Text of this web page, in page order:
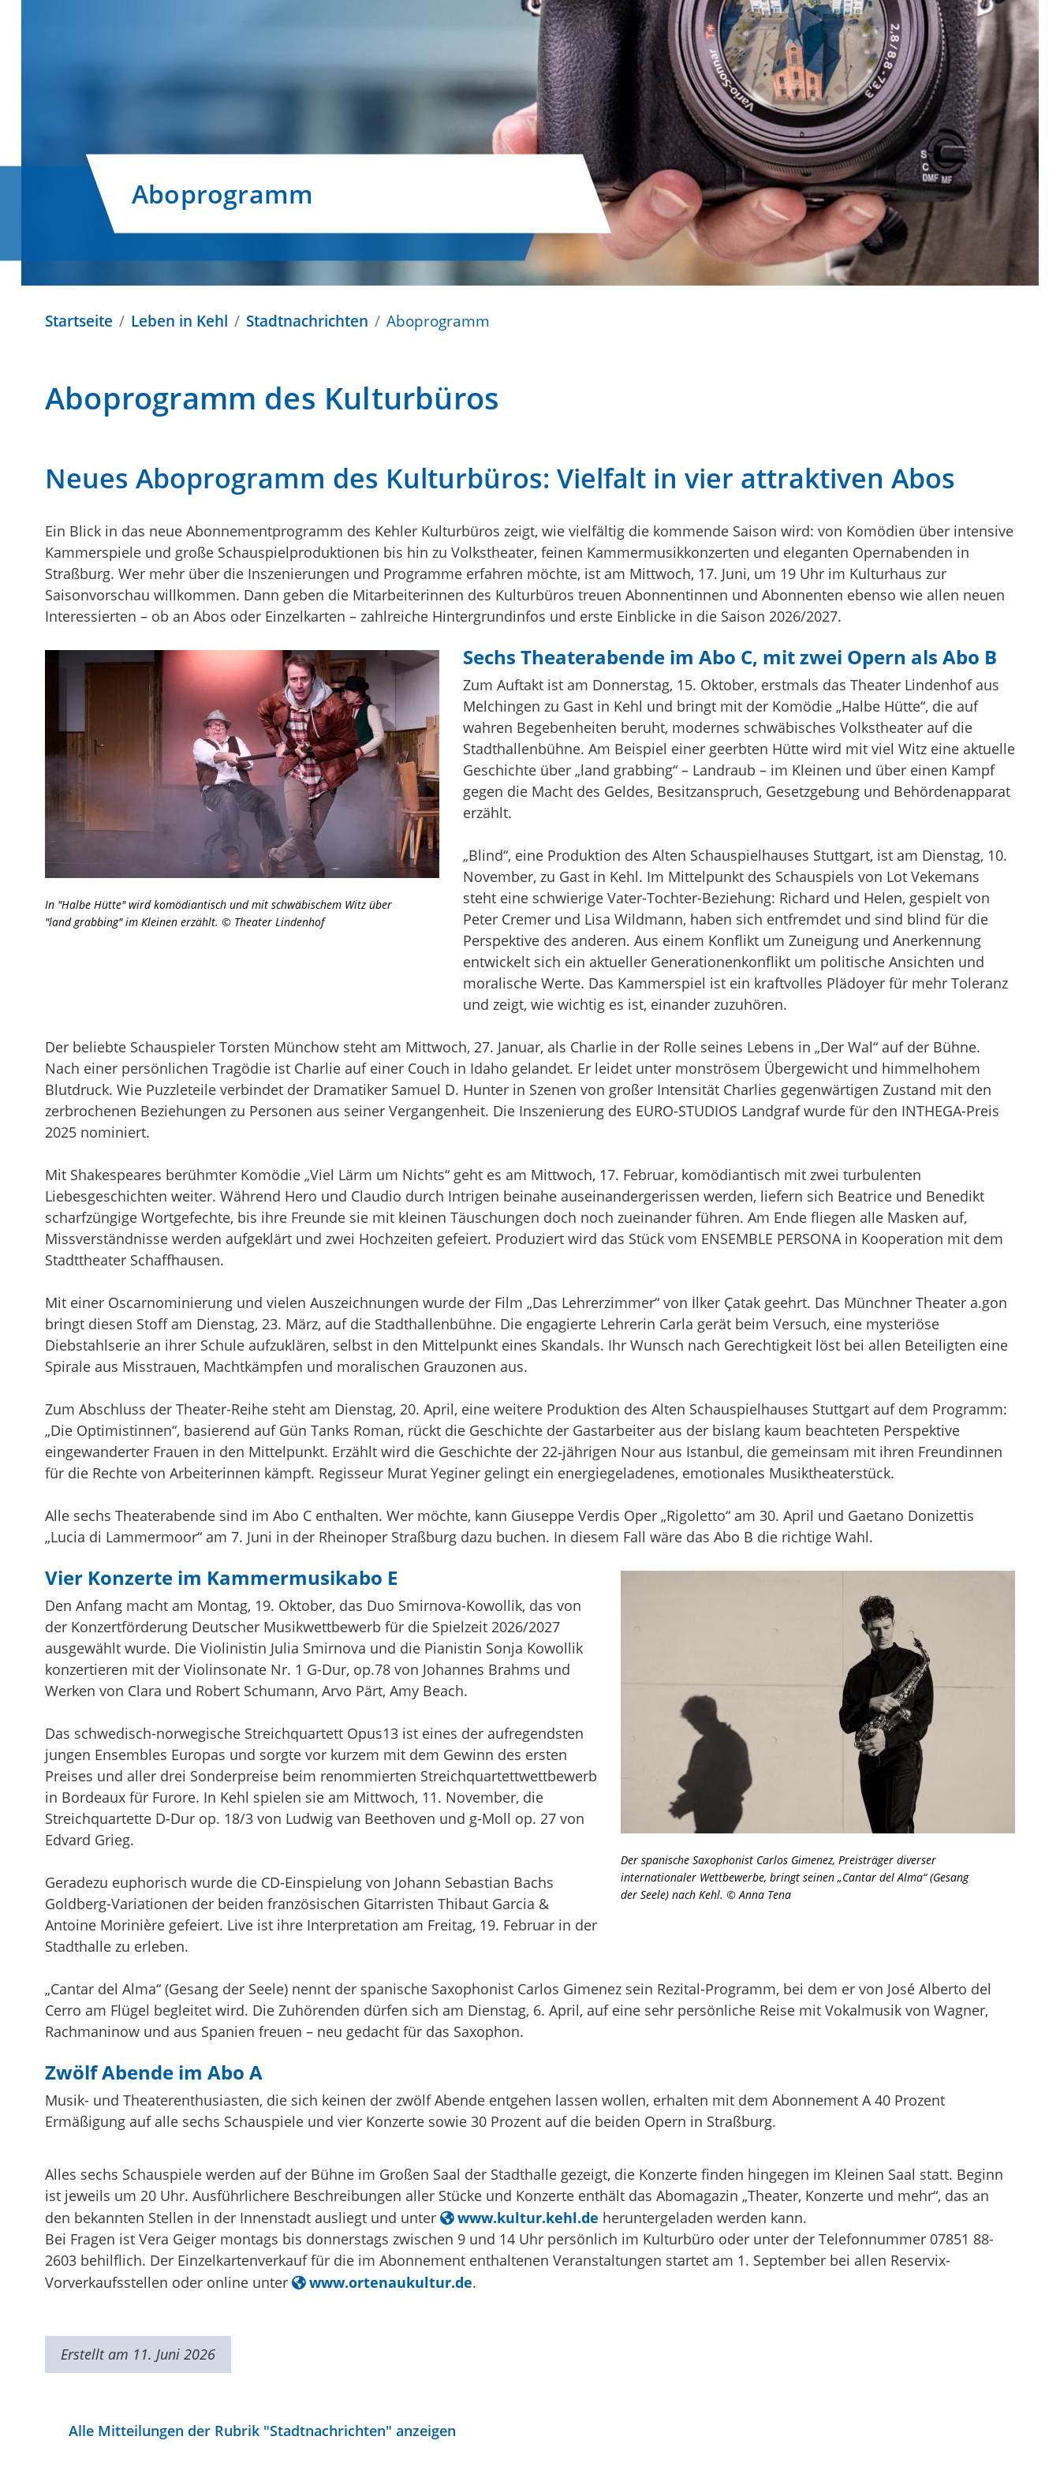
Aboprogramm
Startseite Leben in Kehl Stadtnachrichten Aboprogramm
Aboprogramm des Kulturbüros
Neues Aboprogramm des Kulturbüros: Vielfalt in vier attraktiven Abos
Ein Blick in das neue Abonnementprogramm des Kehler Kulturbüros zeigt, wie vielfältig die kommende Saison wird: von Komödien über intensive
Kammerspiele und große Schauspielproduktionen bis hin zu Volkstheater, feinen Kammermusikkonzerten und eleganten Opernabenden in
Straßburg. Wer mehr über die Inszenierungen und Programme erfahren möchte, ist am Mittwoch, 17. Juni, um 19 Uhr im Kulturhaus zur
Saisonvorschau willkommen. Dann geben die Mitarbeiterinnen des Kulturbüros treuen Abonnentinnen und Abonnenten ebenso wie allen neuen
Interessierten – ob an Abos oder Einzelkarten – zahlreiche Hintergrundinfos und erste Einblicke in die Saison 2026/2027.
In "Halbe Hütte" wird komödiantisch und mit schwäbischem Witz über
"land grabbing" im Kleinen erzählt. © Theater Lindenhof
Sechs Theaterabende im Abo C, mit zwei Opern als Abo B
Zum Auftakt ist am Donnerstag, 15. Oktober, erstmals das Theater Lindenhof aus
Melchingen zu Gast in Kehl und bringt mit der Komödie „Halbe Hütte“, die auf
wahren Begebenheiten beruht, modernes schwäbisches Volkstheater auf die
Stadthallenbühne. Am Beispiel einer geerbten Hütte wird mit viel Witz eine aktuelle
Geschichte über „land grabbing“ – Landraub – im Kleinen und über einen Kampf
gegen die Macht des Geldes, Besitzanspruch, Gesetzgebung und Behördenapparat
erzählt.
„Blind“, eine Produktion des Alten Schauspielhauses Stuttgart, ist am Dienstag, 10.
November, zu Gast in Kehl. Im Mittelpunkt des Schauspiels von Lot Vekemans
steht eine schwierige Vater-Tochter-Beziehung: Richard und Helen, gespielt von
Peter Cremer und Lisa Wildmann, haben sich entfremdet und sind blind für die
Perspektive des anderen. Aus einem Konflikt um Zuneigung und Anerkennung
entwickelt sich ein aktueller Generationenkonflikt um politische Ansichten und
moralische Werte. Das Kammerspiel ist ein kraftvolles Plädoyer für mehr Toleranz
und zeigt, wie wichtig es ist, einander zuzuhören.
Der beliebte Schauspieler Torsten Münchow steht am Mittwoch, 27. Januar, als Charlie in der Rolle seines Lebens in „Der Wal“ auf der Bühne.
Nach einer persönlichen Tragödie ist Charlie auf einer Couch in Idaho gelandet. Er leidet unter monströsem Übergewicht und himmelhohem
Blutdruck. Wie Puzzleteile verbindet der Dramatiker Samuel D. Hunter in Szenen von großer Intensität Charlies gegenwärtigen Zustand mit den
zerbrochenen Beziehungen zu Personen aus seiner Vergangenheit. Die Inszenierung des EURO-STUDIOS Landgraf wurde für den INTHEGA-Preis
2025 nominiert.
Mit Shakespeares berühmter Komödie „Viel Lärm um Nichts“ geht es am Mittwoch, 17. Februar, komödiantisch mit zwei turbulenten
Liebesgeschichten weiter. Während Hero und Claudio durch Intrigen beinahe auseinandergerissen werden, liefern sich Beatrice und Benedikt
scharfzüngige Wortgefechte, bis ihre Freunde sie mit kleinen Täuschungen doch noch zueinander führen. Am Ende fliegen alle Masken auf,
Missverständnisse werden aufgeklärt und zwei Hochzeiten gefeiert. Produziert wird das Stück vom ENSEMBLE PERSONA in Kooperation mit dem
Stadttheater Schaffhausen.
Mit einer Oscarnominierung und vielen Auszeichnungen wurde der Film „Das Lehrerzimmer“ von İlker Çatak geehrt. Das Münchner Theater a.gon
bringt diesen Stoff am Dienstag, 23. März, auf die Stadthallenbühne. Die engagierte Lehrerin Carla gerät beim Versuch, eine mysteriöse
Diebstahlserie an ihrer Schule aufzuklären, selbst in den Mittelpunkt eines Skandals. Ihr Wunsch nach Gerechtigkeit löst bei allen Beteiligten eine
Spirale aus Misstrauen, Machtkämpfen und moralischen Grauzonen aus.
Zum Abschluss der Theater-Reihe steht am Dienstag, 20. April, eine weitere Produktion des Alten Schauspielhauses Stuttgart auf dem Programm:
„Die Optimistinnen“, basierend auf Gün Tanks Roman, rückt die Geschichte der Gastarbeiter aus der bislang kaum beachteten Perspektive
eingewanderter Frauen in den Mittelpunkt. Erzählt wird die Geschichte der 22‑jährigen Nour aus Istanbul, die gemeinsam mit ihren Freundinnen
für die Rechte von Arbeiterinnen kämpft. Regisseur Murat Yeginer gelingt ein energiegeladenes, emotionales Musiktheaterstück.
Alle sechs Theaterabende sind im Abo C enthalten. Wer möchte, kann Giuseppe Verdis Oper „Rigoletto“ am 30. April und Gaetano Donizettis
„Lucia di Lammermoor“ am 7. Juni in der Rheinoper Straßburg dazu buchen. In diesem Fall wäre das Abo B die richtige Wahl.
Der spanische Saxophonist Carlos Gimenez, Preisträger diverser
internationaler Wettbewerbe, bringt seinen „Cantar del Alma“ (Gesang
der Seele) nach Kehl. © Anna Tena
Vier Konzerte im Kammermusikabo E
Den Anfang macht am Montag, 19. Oktober, das Duo Smirnova-Kowollik, das von
der Konzertförderung Deutscher Musikwettbewerb für die Spielzeit 2026/2027
ausgewählt wurde. Die Violinistin Julia Smirnova und die Pianistin Sonja Kowollik
konzertieren mit der Violinsonate Nr. 1 G-Dur, op.78 von Johannes Brahms und
Werken von Clara und Robert Schumann, Arvo Pärt, Amy Beach.
Das schwedisch-norwegische Streichquartett Opus13 ist eines der aufregendsten
jungen Ensembles Europas und sorgte vor kurzem mit dem Gewinn des ersten
Preises und aller drei Sonderpreise beim renommierten Streichquartettwettbewerb
in Bordeaux für Furore. In Kehl spielen sie am Mittwoch, 11. November, die
Streichquartette D-Dur op. 18/3 von Ludwig van Beethoven und g-Moll op. 27 von
Edvard Grieg.
Geradezu euphorisch wurde die CD-Einspielung von Johann Sebastian Bachs
Goldberg-Variationen der beiden französischen Gitarristen Thibaut Garcia &
Antoine Morinière gefeiert. Live ist ihre Interpretation am Freitag, 19. Februar in der
Stadthalle zu erleben.
„Cantar del Alma“ (Gesang der Seele) nennt der spanische Saxophonist Carlos Gimenez sein Rezital-Programm, bei dem er von José Alberto del
Cerro am Flügel begleitet wird. Die Zuhörenden dürfen sich am Dienstag, 6. April, auf eine sehr persönliche Reise mit Vokalmusik von Wagner,
Rachmaninow und aus Spanien freuen – neu gedacht für das Saxophon.
Zwölf Abende im Abo A
Musik- und Theaterenthusiasten, die sich keinen der zwölf Abende entgehen lassen wollen, erhalten mit dem Abonnement A 40 Prozent
Ermäßigung auf alle sechs Schauspiele und vier Konzerte sowie 30 Prozent auf die beiden Opern in Straßburg.
Alles sechs Schauspiele werden auf der Bühne im Großen Saal der Stadthalle gezeigt, die Konzerte finden hingegen im Kleinen Saal statt. Beginn
ist jeweils um 20 Uhr. Ausführlichere Beschreibungen aller Stücke und Konzerte enthält das Abomagazin „Theater, Konzerte und mehr“, das an
den bekannten Stellen in der Innenstadt ausliegt und unter
www.kultur.kehl.de heruntergeladen werden kann.
Bei Fragen ist Vera Geiger montags bis donnerstags zwischen 9 und 14 Uhr persönlich im Kulturbüro oder unter der Telefonnummer 07851 88-
2603 behilflich. Der Einzelkartenverkauf für die im Abonnement enthaltenen Veranstaltungen startet am 1. September bei allen Reservix-
Vorverkaufsstellen oder online unter
www.ortenaukultur.de.
Erstellt am 11. Juni 2026
Alle Mitteilungen der Rubrik "Stadtnachrichten" anzeigen